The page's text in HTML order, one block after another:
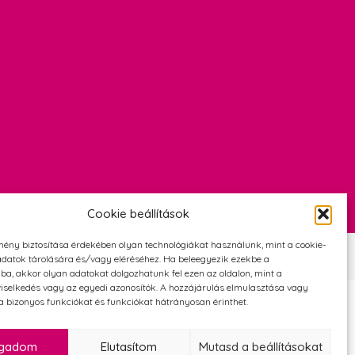
Cookie beállítások
biztosítása érdekében olyan technológiákat használunk, mint a cookie-
tárolására és/vagy eléréséhez. Ha beleegyezik ezekbe a
akkor olyan adatokat dolgozhatunk fel ezen az oldalon, mint a
vagy az egyedi azonosítók. A hozzájárulás elmulasztása vagy
bizonyos funkciókat és funkciókat hátrányosan érinthet.
Elutasítom Mutasd a beállításokat
FeltételekAdatvédelmi és cookie tájékoztató